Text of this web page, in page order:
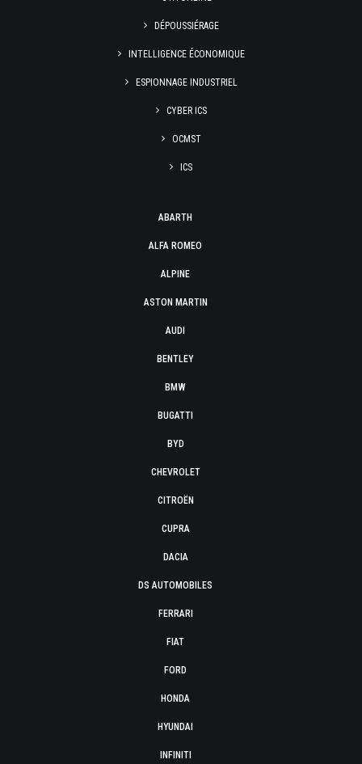
DÉPOUSSIÉRAGE
INTELLIGENCE ÉCONOMIQUE
ESPIONNAGE INDUSTRIEL
CYBER ICS
OCMST
ICS
ABARTH
ALFA ROMEO
ALPINE
ASTON MARTIN
AUDI
BENTLEY
BMW
BUGATTI
BYD
CHEVROLET
CITROËN
CUPRA
DACIA
DS AUTOMOBILES
FERRARI
FIAT
FORD
HONDA
HYUNDAI
INFINITI